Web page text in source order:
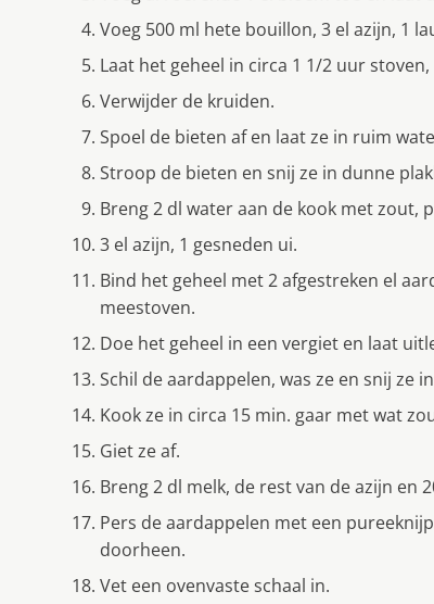
Voeg 500 ml hete bouillon, 3 el azijn, 1
Laat het geheel in circa 1 1/2 uur
Verwijder de kruiden.
Spoel de bieten af en laat ze in ruim
Stroop de bieten en snij ze in dunne
Breng 2 dl water aan de kook met zout,
3 el azijn, 1 gesneden ui.
Bind het geheel met 2 afgestreken el
meestoven.
Doe het geheel in een vergiet en laat
Schil de aardappelen, was ze en snij ze
Kook ze in circa 15 min. gaar met wat
Giet ze af.
Breng 2 dl melk, de rest van de azijn en
Pers de aardappelen met een
doorheen.
Vet een ovenvaste schaal in.